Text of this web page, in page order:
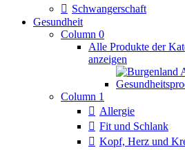
Schwangerschaft
Gesundheit
Column 0
Alle Produkte der
anzeigen
Column 1
Allergie
Fit und Schlank
Kopf, Herz und